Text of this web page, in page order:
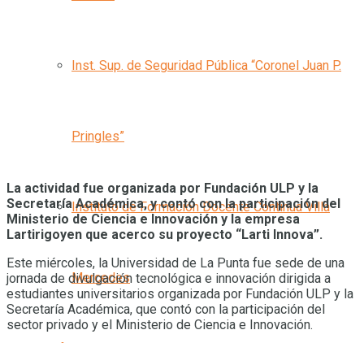
Inst. Sup. de Seguridad Pública “Coronel Juan P.
Pringles”
Instituto de Formación Docente Continua Villa
Mercedes
La actividad fue organizada por Fundación ULP y la
Secretaría Académica, y contó con la participación del
Ministerio de Ciencia e Innovación y la empresa
Lartirigoyen que acerco su proyecto “Larti Innova”.
Este miércoles, la Universidad de La Punta fue sede de una
jornada de divulgación tecnológica e innovación dirigida a
estudiantes universitarios organizada por Fundación ULP y la
Secretaría Académica, que contó con la participación del
sector privado y el Ministerio de Ciencia e Innovación.